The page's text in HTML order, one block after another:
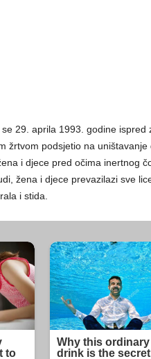
29. aprila 1993. godine ispred
žrtvom podsjetio na
i djece pred očima inertnog
žena i djece prevazilazi sve
i stida.